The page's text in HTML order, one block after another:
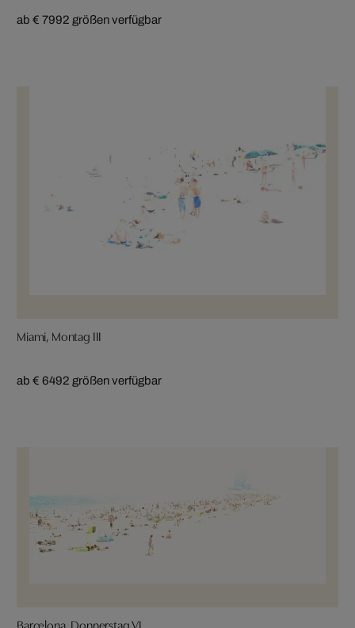
ab € 7992 größen verfügbar
Miami, Montag III
ab € 6492 größen verfügbar
Barcelona, Donnerstag VI